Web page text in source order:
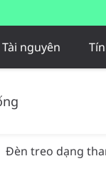
Tài nguyên
Đèn treo dạng